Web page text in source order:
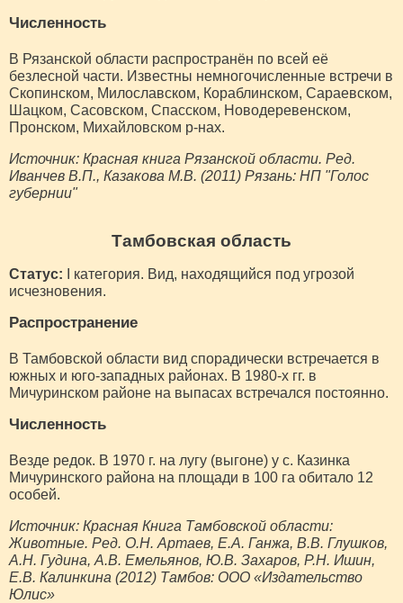
Численность
В Рязанской области распространён по всей её
безлесной части. Известны немногочисленные встречи в
Скопинском, Милославском, Кораблинском, Сараевском,
Шацком, Сасовском, Спасском, Новодеревенском,
Пронском, Михайловском р-нах.
Источник: Красная книга Рязанской области. Ред.
Иванчев В.П., Казакова М.В. (2011) Рязань: НП "Голос
губернии"
Тамбовская область
Статус: I категория. Вид, находящийся под угрозой
исчезновения.
Распространение
В Тамбовской области вид спорадически встречается в
южных и юго-западных районах. В 1980-х гг. в
Мичуринском районе на выпасах встречался постоянно.
Численность
Везде редок. В 1970 г. на лугу (выгоне) у с. Казинка
Мичуринского района на площади в 100 га обитало 12
особей.
Источник: Красная Книга Тамбовской области:
Животные. Ред. О.Н. Артаев, Е.А. Ганжа, В.В. Глушков,
А.Н. Гудина, А.В. Емельянов, Ю.В. Захаров, Р.Н. Ишин,
Е.В. Калинкина (2012) Тамбов: ООО «Издательство
Юлис»